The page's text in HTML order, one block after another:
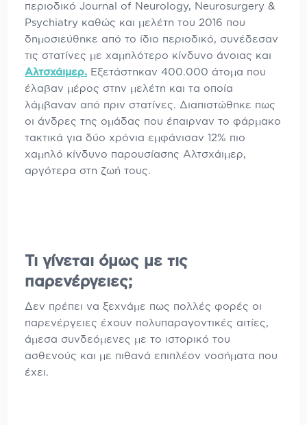
περιοδικό Journal of Neurology, Neurosurgery &
Psychiatry καθώς και μελέτη του 2016 που
δημοσιεύθηκε από το ίδιο περιοδικό, συνέδεσαν
τις στατίνες με χαμηλότερο κίνδυνο άνοιας και
Αλτσχάιμερ. Εξετάστηκαν 400.000 άτομα που
έλαβαν μέρος στην μελέτη και τα οποία
λάμβαναν από πριν στατίνες. Διαπιστώθηκε πως
οι άνδρες της ομάδας που έπαιρναν το φάρμακο
τακτικά για δύο χρόνια εμφάνισαν 12% πιο
χαμηλό κίνδυνο παρουσίασης Αλτσχάιμερ,
αργότερα στη ζωή τους.
Τι γίνεται όμως με τις
παρενέργειες;
Δεν πρέπει να ξεχνάμε πως πολλές φορές οι
παρενέργειες έχουν πολυπαραγοντικές αιτίες,
άμεσα συνδεόμενες με το ιστορικό του
ασθενούς και με πιθανά επιπλέον νοσήματα που
έχει.